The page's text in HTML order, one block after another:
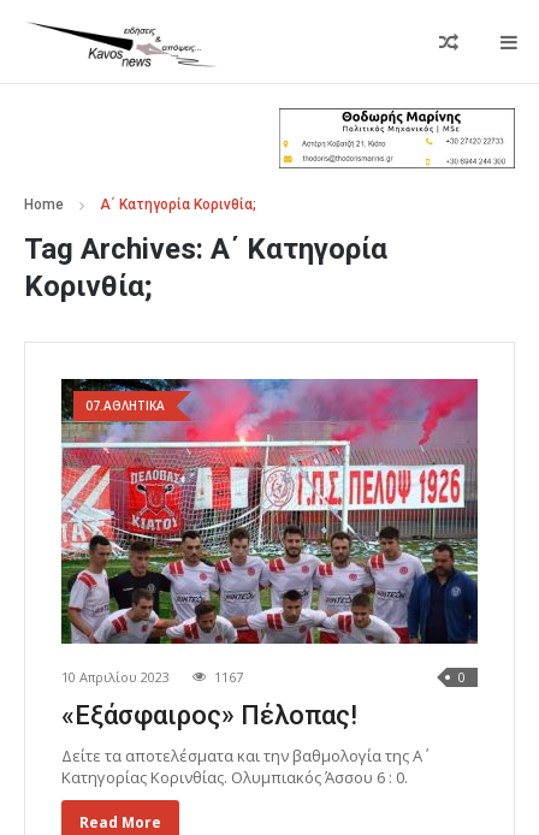
Home Α΄ Κατηγορία Κορινθία;
Tag Archives: Α΄ Κατηγορία
Κορινθία;
07.ΑΘΛΗΤΙΚΑ
10 Απριλίου 2023 1167 0
«Εξάσφαιρος» Πέλοπας!
Δείτε τα αποτελέσματα και την βαθμολογία της A΄
Κατηγορίας Κορινθίας. Ολυμπιακός Άσσου 6 : 0.
Read More